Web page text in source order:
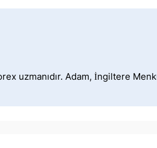
uzmanıdır. Adam, İngiltere